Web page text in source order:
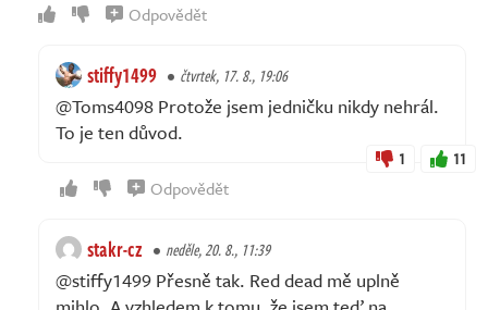
Odpovědět
stiffy1499 čtvrtek, 17. 8., 19:06
@Toms4098 Protože jsem jedničku nikdy nehrál.
To je ten důvod.
1 11
Odpovědět
stakr-cz neděle, 20. 8., 11:39
@stiffy1499 Přesně tak. Red dead mě uplně